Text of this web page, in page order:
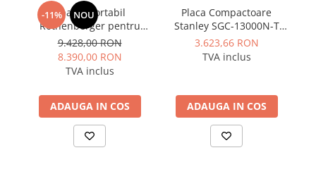
Radiatoare si convectoare
Incalzire in pardoseala
Panouri radiante si incalzitoare cu
Schimbatoare de caldura
Pompe de caldura
-11% NOU
Aparat portabil
Rothenberger pentru
canale de prindere la
tevi, model ROGROOVER
pentru SUPERTRONIC 3
SE
9.428,00 RON
8.390,00 RON
TVA inclus
ADAUGA IN COS
Placa Compactoare
Stanley SGC-13000N-T
13000N 6.5 CP 196cc
3.623,66 RON
TVA inclus
ADAUGA IN COS